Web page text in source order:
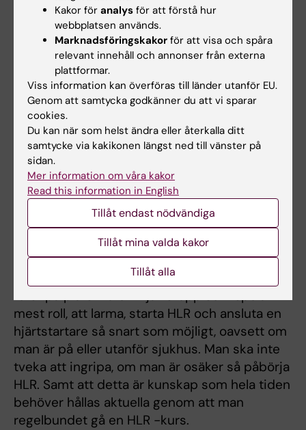
rädda liv.
Vad betyder den här vinsten för er
framöver?
– Det här är kunskaper som vi ska ha med oss
hela tiden i jobbet. Men vinsten sporrar. Vi i
laget vill ta vara på möjligheten att bli
ambassadörer för HLR. Jag har förmånen att
utbilda väldigt mycket folk både studenter på
NVS och KI, personal inom vården och lekmän
i övriga samhället. EM-guldet gör det kanske
ännu tydligare för mina kursdeltagare att jag
kan detta och vet vad jag pratar om. Även om
vi nu vunnit EM, så finns det ett allvar bakom
och det är att förmedla att det är den som är
först på plats vid ett hjärtstopp som spelar
mest roll, att larma, starta HLR och ansluta en
hjärtstartare så snart som möjligt, oavsett om
man är på eller utanför sjukhus. Man ska inte
tveka att ingripa, om man är osäker så påbörja
HLR. Samt att detta är kunskap som hela tiden
behöver hållas aktuella genom att man
regelbundet gå en HLR -kurs.
Kakor för analys för att förstå hur
webbplatsen används.
Marknadsföringskakor för att visa och spåra
relevant innehåll och annonser från externa
plattformar.
Viss information kan överföras till länder utanför EU.
Genom att samtycka godkänner du att vi sparar
cookies.
Du kan när som helst ändra eller återkalla ditt
samtycke via kakikonen längst ned till vänster på
sidan.
Mer information om våra kakor
Read this information in English
Tillåt endast nödvändiga
Tillåt mina valda kakor
Tillåt alla